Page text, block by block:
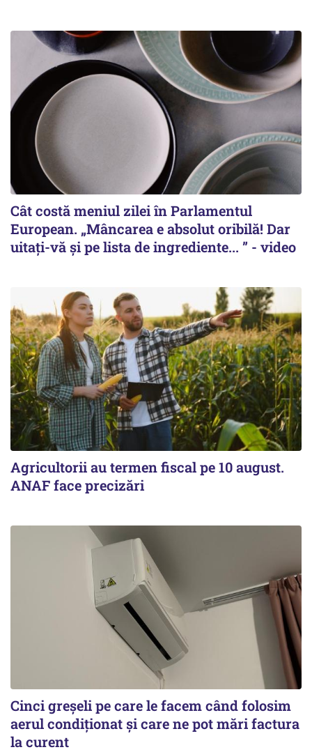
Cât costă meniul zilei în Parlamentul
European. „Mâncarea e absolut oribilă! Dar
uitați-vă și pe lista de ingrediente... ” - video
Agricultorii au termen fiscal pe 10 august.
ANAF face precizări
Cinci greșeli pe care le facem când folosim
aerul condiționat și care ne pot mări factura
la curent